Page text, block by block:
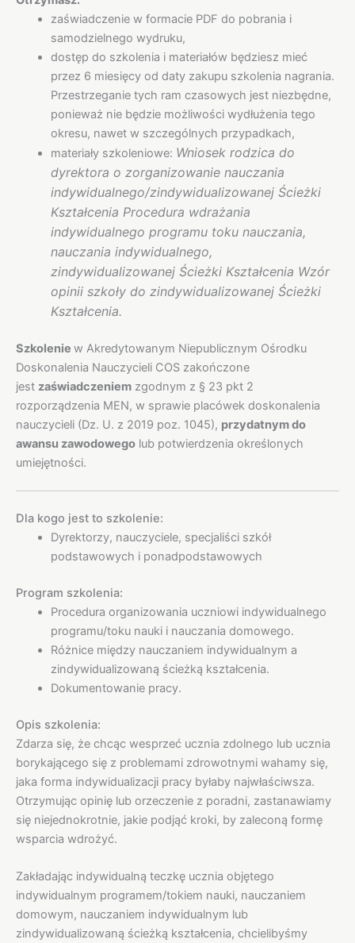
zaświadczenie w formacie PDF do pobrania i
samodzielnego wydruku,
dostęp do szkolenia i materiałów będziesz mieć
przez 6 miesięcy od daty zakupu szkolenia nagrania.
Przestrzeganie tych ram czasowych jest niezbędne,
ponieważ nie będzie możliwości wydłużenia tego
okresu, nawet w szczególnych przypadkach,
materiały szkoleniowe: Wniosek rodzica do
dyrektora o zorganizowanie nauczania
indywidualnego/zindywidualizowanej Ścieżki
Kształcenia Procedura wdrażania
indywidualnego programu toku nauczania,
nauczania indywidualnego,
zindywidualizowanej Ścieżki Kształcenia Wzór
opinii szkoły do zindywidualizowanej Ścieżki
Kształcenia.
Szkolenie w Akredytowanym Niepublicznym Ośrodku
Doskonalenia Nauczycieli COS zakończone
jest zaświadczeniem zgodnym z § 23 pkt 2
rozporządzenia MEN, w sprawie placówek doskonalenia
nauczycieli (Dz. U. z 2019 poz. 1045), przydatnym do
awansu zawodowego lub potwierdzenia określonych
umiejętności.
Dla kogo jest to szkolenie:
Dyrektorzy, nauczyciele, specjaliści szkół
podstawowych i ponadpodstawowych
Program szkolenia:
Procedura organizowania uczniowi indywidualnego
programu/toku nauki i nauczania domowego.
Różnice między nauczaniem indywidualnym a
zindywidualizowaną ścieżką kształcenia.
Dokumentowanie pracy.
Opis szkolenia:
Zdarza się, że chcąc wesprzeć ucznia zdolnego lub ucznia
borykającego się z problemami zdrowotnymi wahamy się,
jaka forma indywidualizacji pracy byłaby najwłaściwsza.
Otrzymując opinię lub orzeczenie z poradni, zastanawiamy
się niejednokrotnie, jakie podjąć kroki, by zaleconą formę
wsparcia wdrożyć.
Zakładając indywidualną teczkę ucznia objętego
indywidualnym programem/tokiem nauki, nauczaniem
domowym, nauczaniem indywidualnym lub
zindywidualizowaną ścieżką kształcenia, chcielibyśmy